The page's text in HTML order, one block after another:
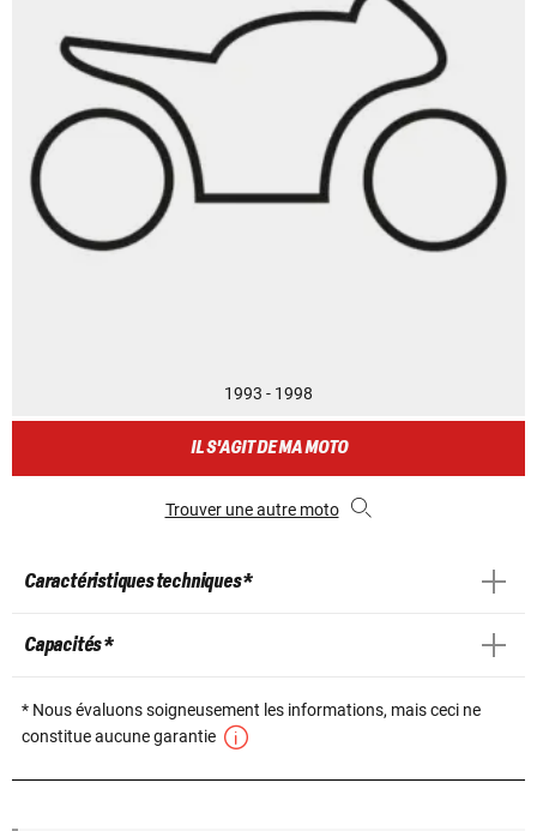
1993 - 1998
IL S'AGIT DE MA MOTO
Trouver une autre moto
Caractéristiques techniques *
Capacités *
* Nous évaluons soigneusement les informations, mais ceci ne
constitue aucune garantie